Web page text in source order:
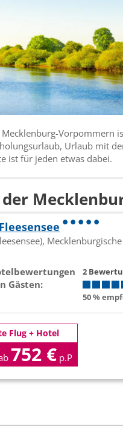
Vorpommern
Urlaub mit
ist für jeden etwas dabei.
Gästen:
2
50 %
Flug + Hotel
752 € p.P